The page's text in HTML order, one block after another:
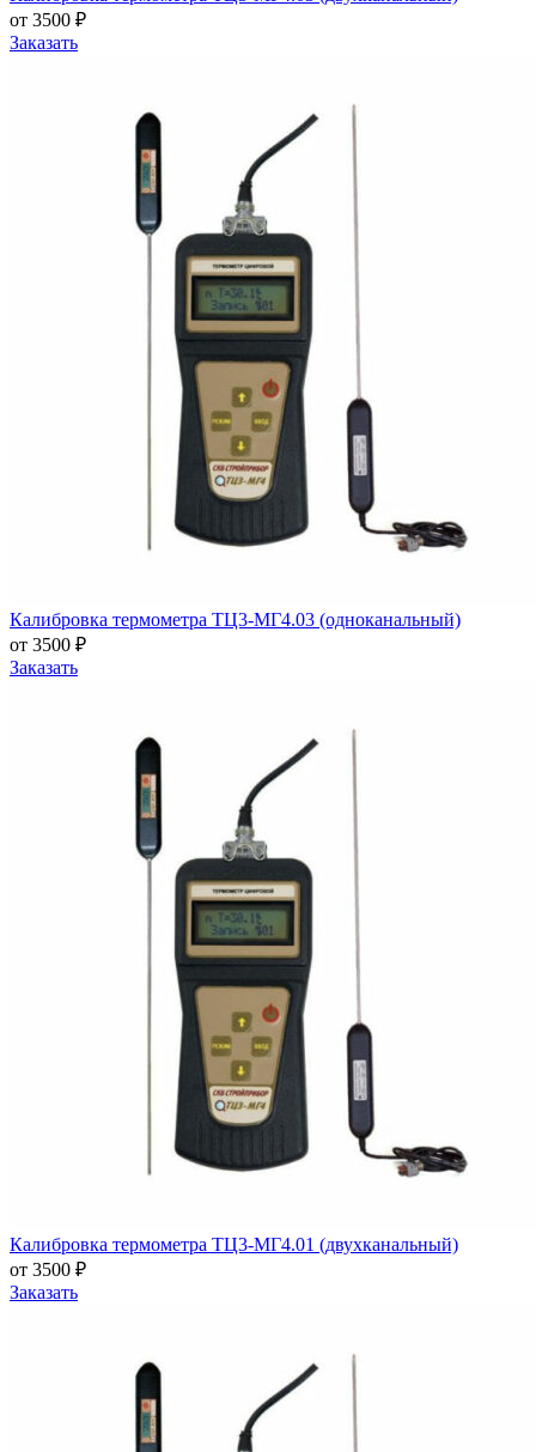
от 3500 ₽
Заказать
Калибровка термометра ТЦ3-МГ4.03 (одноканальный)
от 3500 ₽
Заказать
Калибровка термометра ТЦ3-МГ4.01 (двухканальный)
от 3500 ₽
Заказать